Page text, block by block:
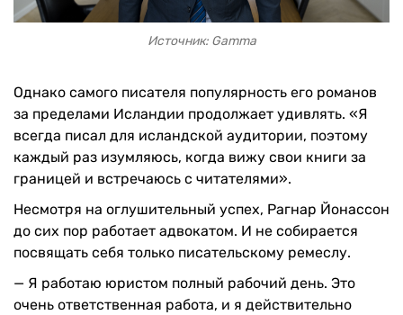
Источник: Gamma
Однако самого писателя популярность его романов
за пределами Исландии продолжает удивлять. «Я
всегда писал для исландской аудитории, поэтому
каждый раз изумляюсь, когда вижу свои книги за
границей и встречаюсь с читателями».
Несмотря на оглушительный успех, Рагнар Йонассон
до сих пор работает адвокатом. И не собирается
посвящать себя только писательскому ремеслу.
— Я работаю юристом полный рабочий день. Это
очень ответственная работа, и я действительно